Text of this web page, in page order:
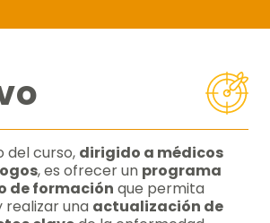
del curso, dirigido a médicos
, es ofrecer un programa
de formación que permita
una actualización de